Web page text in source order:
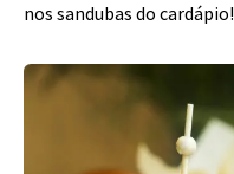
nos sandubas do cardápio!